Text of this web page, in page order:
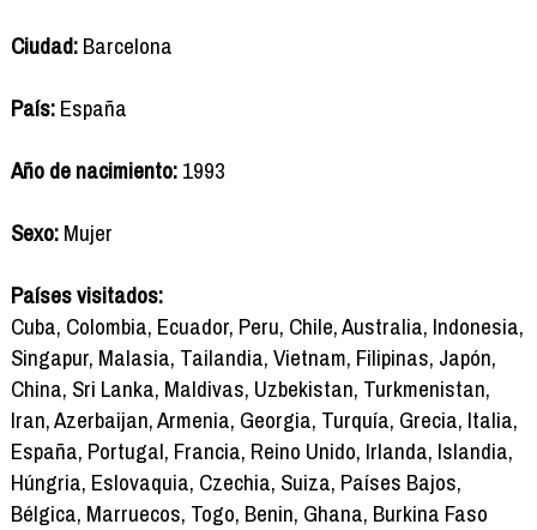
Ciudad:Barcelona
País:España
Año de nacimiento:1993
Sexo:Mujer
Países visitados:
Cuba, Colombia, Ecuador, Peru, Chile, Australia, Indonesia,
Singapur, Malasia, Tailandia, Vietnam, Filipinas, Japón,
China, Sri Lanka, Maldivas, Uzbekistan, Turkmenistan,
Iran, Azerbaijan, Armenia, Georgia, Turquía, Grecia, Italia,
España, Portugal, Francia, Reino Unido, Irlanda, Islandia,
Húngria, Eslovaquia, Czechia, Suiza, Países Bajos,
Bélgica, Marruecos, Togo, Benin, Ghana, Burkina Faso